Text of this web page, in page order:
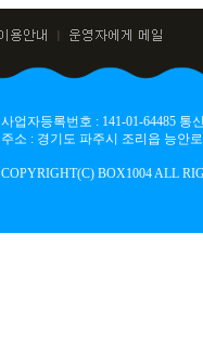
사업자등록번호 : 141-01-64485
주소 : 경기도 파주시 조리읍 능안
COPYRIGHT(C) BOX1004 ALL